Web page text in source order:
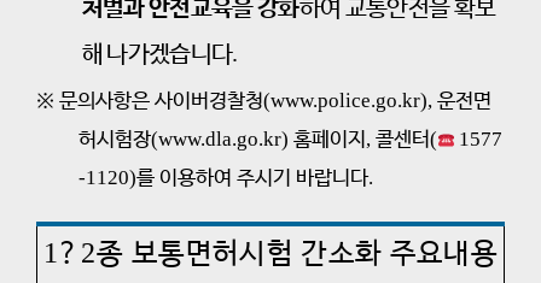
처벌과 안전교육을 강화하여 교통안전을 확보
해 나가겠습니다.
※ 문의사항은 사이버경찰청(www.police.go.kr), 운전면
허시험장(www.dla.go.kr) 홈페이지 , 콜센터(
1577
-1120)를 이용하여 주시기 바랍니다.
1? 2종 보통면허시험 간소화 주요내용